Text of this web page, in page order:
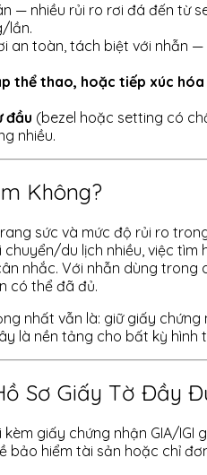
— nhiều rủi ro rơi đá đến từ
lần.
an toàn, tách biệt với nhẫn
thể thao, hoặc tiếp xúc
đầu (bezel hoặc setting có
nhiều.
Không?
sức và mức độ rủi ro
du lịch nhiều, việc
nhắc. Với nhẫn dùng trong
có thể đã đủ.
nhất vẫn là: giữ giấy chứng
là nền tảng cho bất kỳ hình
Sơ Giấy Tờ Đầy
giấy chứng nhận GIA/
bảo hiểm tài sản hoặc chỉ